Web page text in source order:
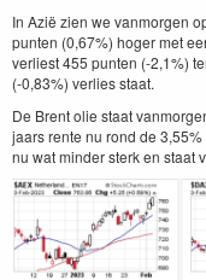
In Azië zien we vanmorgen
punten (0,67%) hoger met
verliest 455 punten (-2,1%)
(-0,83%) verlies staat.
De Brent olie staat
jaars rente nu rond de
nu wat minder sterk en staat